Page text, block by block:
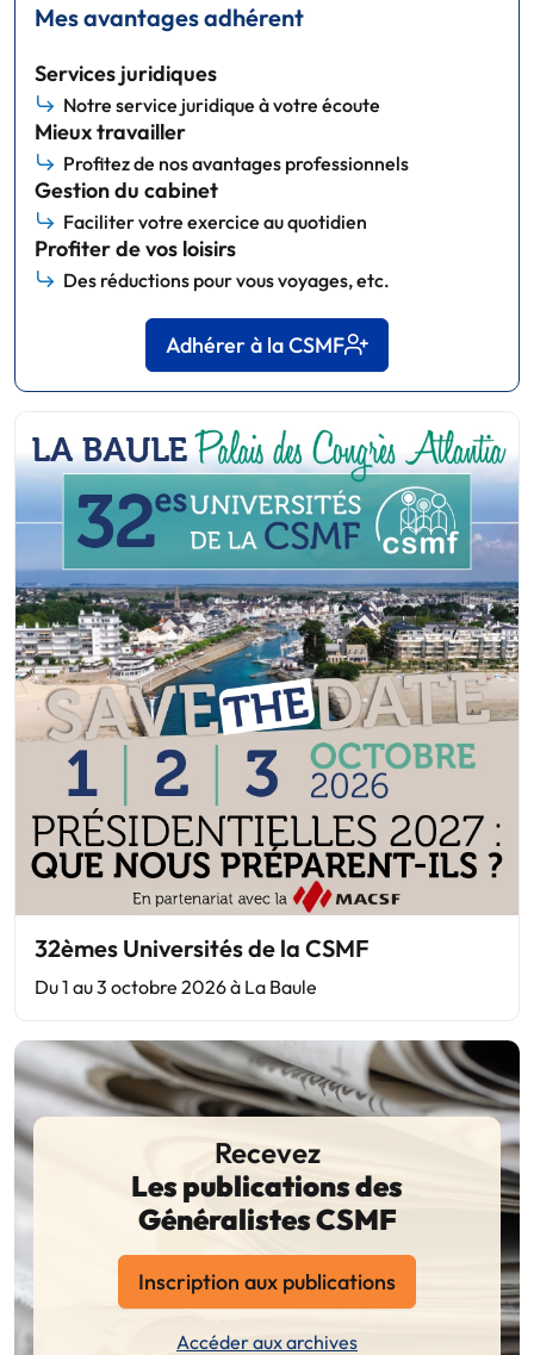
Mes avantages adhérent
Services juridiques
Notre service juridique à votre écoute
Mieux travailler
Profitez de nos avantages professionnels
Gestion du cabinet
Faciliter votre exercice au quotidien
Profiter de vos loisirs
Des réductions pour vous voyages, etc.
Adhérer à la CSMF
32èmes Universités de la CSMF
Du 1 au 3 octobre 2026 à La Baule
Recevez
Les publications des
Généralistes CSMF
Inscription aux publications
Accéder aux archives